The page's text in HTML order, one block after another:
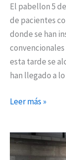
El pabellon 5
de pacientes
donde se han
esta tarde se
han llegado a
Leer más »
Habilitadas
1.396